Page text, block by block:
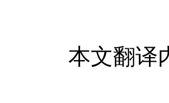
本文翻译